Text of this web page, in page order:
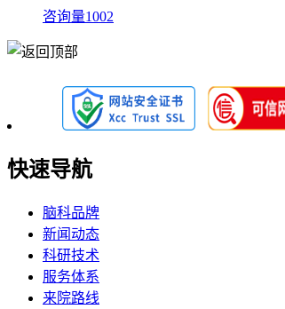
咨询量1002
快速导航
脑科品牌
新闻动态
科研技术
服务体系
来院路线